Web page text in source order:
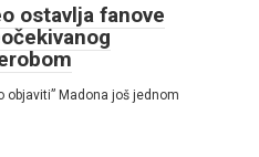
ostavlja fanove
objaviti” Madona još jednom